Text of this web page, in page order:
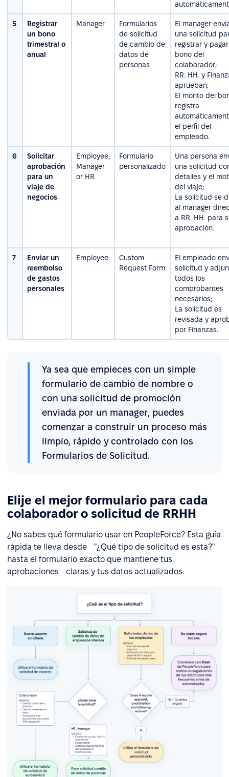
5
Registrar
un bono
trimestral o
anual
Manager
Formularios
de solicitud
de cambio de
datos de
personas
El manager
una solicitud
registrar y
bono del
colaborador;
RR. HH. y
aprueban;
El monto del
registra
el perfil del
empleado.
6
Solicitar
aprobación
para un
viaje de
negocios
Employee,
Manager
or HR
Formulario
personalizado
Una persona
una solicitud
detalles y el
del viaje;
La solicitud se
al manager
a RR. HH. para
aprobación.
7
Enviar un
reembolso
de gastos
personales
Employee
Custom
Request Form
El empleado
solicitud y
todos los
comprobantes
necesarios;
La solicitud es
revisada y
por Finanzas.
Ya sea que empieces con un simple
formulario de cambio de nombre o
con una solicitud de promoción
enviada por un manager, puedes
comenzar a construir un proceso más
limpio, rápido y controlado con los
Formularios de Solicitud.
Elije el mejor formulario para cada
colaborador o solicitud de RRHH
¿No sabes qué formulario usar en PeopleForce? Esta guía
rápida te lleva desde "¿Qué tipo de solicitud es esta?"
hasta el formulario exacto que mantiene tus
aprobaciones claras y tus datos actualizados.